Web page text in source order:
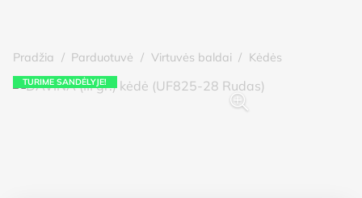
Pradžia / Parduotuvė / Virtuvės baldai / Kėdės
TURIME SANDĖLYJE!